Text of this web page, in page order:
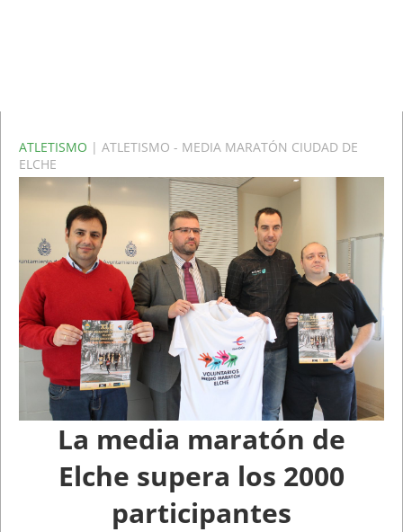
ATLETISMO | ATLETISMO - MEDIA MARATÓN CIUDAD DE
ELCHE
La media maratón de
Elche supera los 2000
participantes